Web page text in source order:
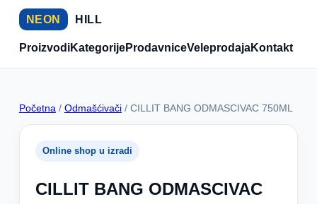
NEON HILL
ProizvodiKategorijeProdavniceVeleprodajaKontakt
Početna / Odmašćivači/ CILLIT BANG ODMASCIVAC 750ML
Online shop u izradi
CILLIT BANG ODMASCIVAC